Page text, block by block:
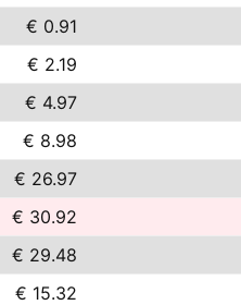
€ 0.91
€ 2.19
€ 4.97
€ 8.98
€ 26.97
€ 30.92
€ 29.48
€ 15.32